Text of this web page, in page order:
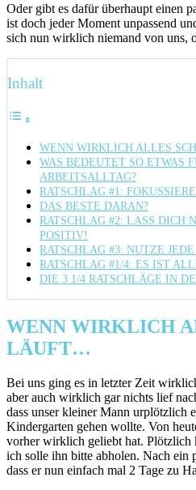
Oder gibt es dafür überhaupt einen
ist doch jeder Moment unpassend
sich nun wirklich niemand von uns,
Inhalt
WENN WIRKLICH ALLES
WAS BEDEUTET SO ETWAS
ARBEITSALLTAG?
RATSCHLAG #1:
DAS BESTE DARAN?
RATSCHLAG #2: LASS DICH
POSITIV!
RATSCHLAG #3: NUTZE
RATSCHLAG #1/4: ES IST
DIE 3 1/4 RATSCHLÄGE IN
WENN WIRKLICH
LÄUFT…
Bei uns ging es in letzter Zeit
aber auch wirklich gar nichts lief
dass unser kleiner Mann urplötzlich
Kindergarten gehen wollte. Von
vorher wirklich geliebt hat. Plötzlich
ich solle ihn bitte abholen. Nach ein
dass er nun einfach mal 2 Tage zu